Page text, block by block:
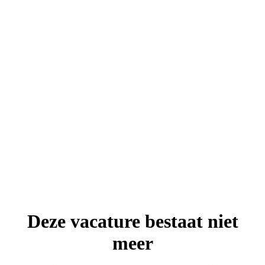
Deze vacature bestaat niet
meer